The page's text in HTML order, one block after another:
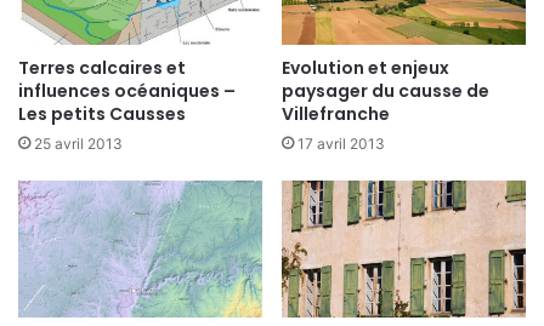
Terres calcaires et
influences océaniques –
Les petits Causses
25 avril 2013
Evolution et enjeux
paysager du causse de
Villefranche
17 avril 2013